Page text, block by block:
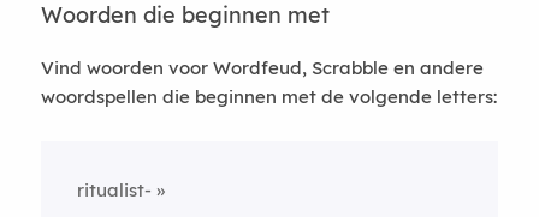
Woorden die beginnen met
Vind woorden voor Wordfeud, Scrabble en andere
woordspellen die beginnen met de volgende letters:
ritualist-